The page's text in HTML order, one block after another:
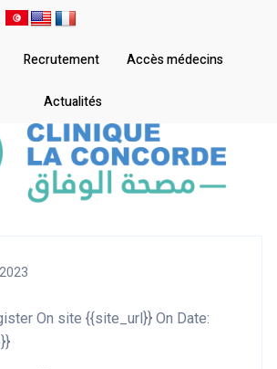
Recrutement Accès médecins
Actualités
On site {{site_url}} On Date: